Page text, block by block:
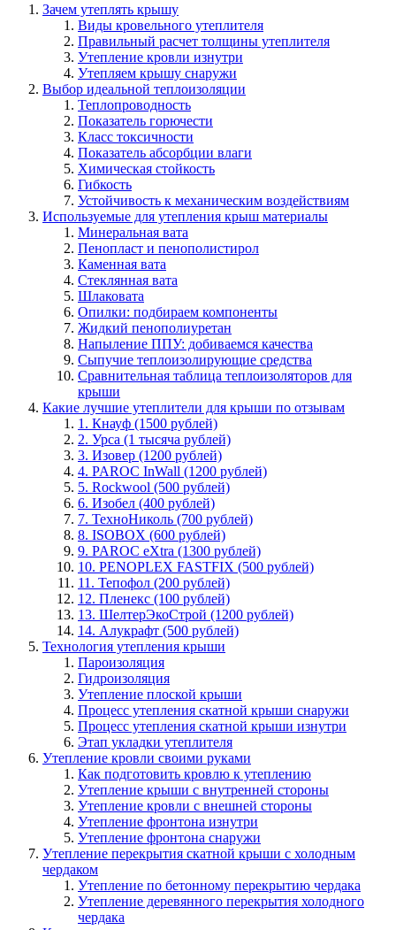
Зачем утеплять крышу
Виды кровельного утеплителя
Правильный расчет толщины утеплителя
Утепление кровли изнутри
Утепляем крышу снаружи
Выбор идеальной теплоизоляции
Теплопроводность
Показатель горючести
Класс токсичности
Показатель абсорбции влаги
Химическая стойкость
Гибкость
Устойчивость к механическим воздействиям
Используемые для утепления крыш материалы
Минеральная вата
Пенопласт и пенополистирол
Каменная вата
Стеклянная вата
Шлаковата
Опилки: подбираем компоненты
Жидкий пенополиуретан
Напыление ППУ: добиваемся качества
Сыпучие теплоизолирующие средства
Сравнительная таблица теплоизоляторов для
крыши
Какие лучшие утеплители для крыши по отзывам
1. Кнауф (1500 рублей)
2. Урса (1 тысяча рублей)
3. Изовер (1200 рублей)
4. PAROC InWall (1200 рублей)
5. Rockwool (500 рублей)
6. Изобел (400 рублей)
7. ТехноНиколь (700 рублей)
8. ISOBOX (600 рублей)
9. PAROC eXtra (1300 рублей)
10. PENOPLEX FASTFIX (500 рублей)
11. Тепофол (200 рублей)
12. Пленекс (100 рублей)
13. ШелтерЭкоСтрой (1200 рублей)
14. Алукрафт (500 рублей)
Технология утепления крыши
Пароизоляция
Гидроизоляция
Утепление плоской крыши
Процесс утепления скатной крыши снаружи
Процесс утепления скатной крыши изнутри
Этап укладки утеплителя
Утепление кровли своими руками
Как подготовить кровлю к утеплению
Утепление крыши с внутренней стороны
Утепление кровли с внешней стороны
Утепление фронтона изнутри
Утепление фронтона снаружи
Утепление перекрытия скатной крыши с холодным
чердаком
Утепление по бетонному перекрытию чердака
Утепление деревянного перекрытия холодного
чердака